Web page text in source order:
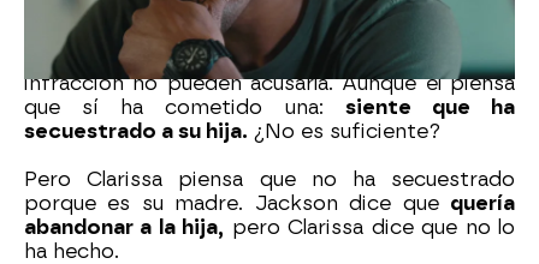
Su agente de la condicional avisará si se pone en
contacto. Pero como no ha cometido ninguna
infracción no pueden acusarla. Aunque él piensa
que sí ha cometido una: siente que ha
secuestrado a su hija. ¿No es suficiente?
Pero Clarissa piensa que no ha secuestrado
porque es su madre. Jackson dice que quería
abandonar a la hija, pero Clarissa dice que no lo
ha hecho.